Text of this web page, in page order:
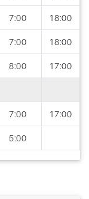
7:00 18:00
7:00 18:00
8:00 17:00
7:00 17:00
5:00